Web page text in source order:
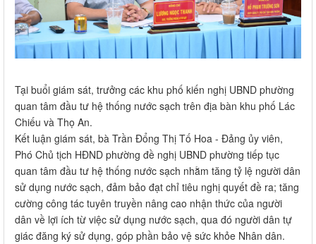
Tại buổi giám sát, trưởng các khu phố kiến nghị UBND phường
quan tâm đầu tư hệ thống nước sạch trên địa bàn khu phố Lác
Chiếu và Thọ An.
Kết luận giám sát, bà Trần Đổng Thị Tố Hoa - Đảng ủy viên,
Phó Chủ tịch HĐND phường đề nghị UBND phường tiếp tục
quan tâm đầu tư hệ thống nước sạch nhằm tăng tỷ lệ người dân
sử dụng nước sạch, đảm bảo đạt chỉ tiêu nghị quyết đề ra; tăng
cường công tác tuyên truyền nâng cao nhận thức của người
dân về lợi ích từ việc sử dụng nước sạch, qua đó người dân tự
giác đăng ký sử dụng, góp phần bảo vệ sức khỏe Nhân dân.